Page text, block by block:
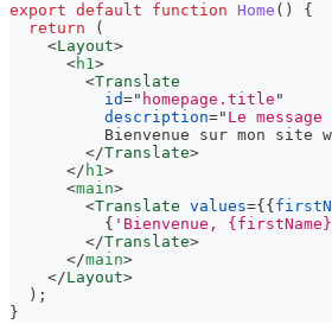
export default function Home ( )
{
return
(
<Layout>
<h1>
<Translate
id=" homepage.title "
description=" Le
Bienvenue sur mon site
</Translate>
</ h1>
<main>
<Translate values={ {
{ 'Bienvenue,
</Translate>
</main>
</Layout>
) ;
}